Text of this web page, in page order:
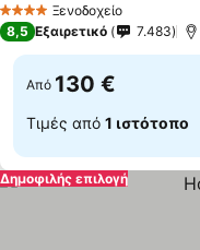
4 ΑστέριαΞενοδοχείο
8,5 Εξαιρετικό 7.483
Από 130 €
Τιμές από 1 ιστότοπο
Δημοφιλής επιλογή